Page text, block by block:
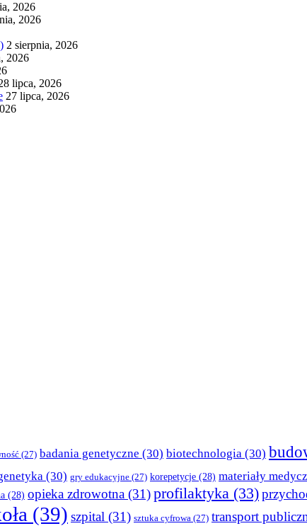
2026
2026
2 sierpnia, 2026
2026
lipca, 2026
27 lipca, 2026
(27) badania genetyczne (30) biotechnologia (30)
(30) gry edukacyjne (27) korepetycje (28) materiały
(28) opieka zdrowotna (31)profilaktyka (33)
(39) szpital (31) sztuka cyfrowa (27) transport